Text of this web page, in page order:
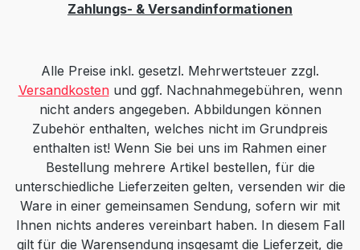
Zahlungs- & Versandinformationen
Alle Preise inkl. gesetzl. Mehrwertsteuer zzgl.
Versandkostenund ggf. Nachnahmegebühren, wenn
nicht anders angegeben. Abbildungen können
Zubehör enthalten, welches nicht im Grundpreis
enthalten ist! Wenn Sie bei uns im Rahmen einer
Bestellung mehrere Artikel bestellen, für die
unterschiedliche Lieferzeiten gelten, versenden wir die
Ware in einer gemeinsamen Sendung, sofern wir mit
Ihnen nichts anderes vereinbart haben. In diesem Fall
gilt für die Warensendung insgesamt die Lieferzeit, die